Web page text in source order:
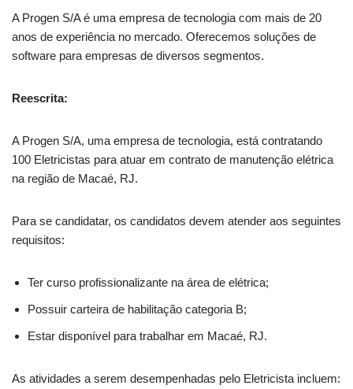
A Progen S/A é uma empresa de tecnologia com mais de 20
anos de experiência no mercado. Oferecemos soluções de
software para empresas de diversos segmentos.
Reescrita:
A Progen S/A, uma empresa de tecnologia, está contratando
100 Eletricistas para atuar em contrato de manutenção elétrica
na região de Macaé, RJ.
Para se candidatar, os candidatos devem atender aos seguintes
requisitos:
Ter curso profissionalizante na área de elétrica;
Possuir carteira de habilitação categoria B;
Estar disponível para trabalhar em Macaé, RJ.
As atividades a serem desempenhadas pelo Eletricista incluem: